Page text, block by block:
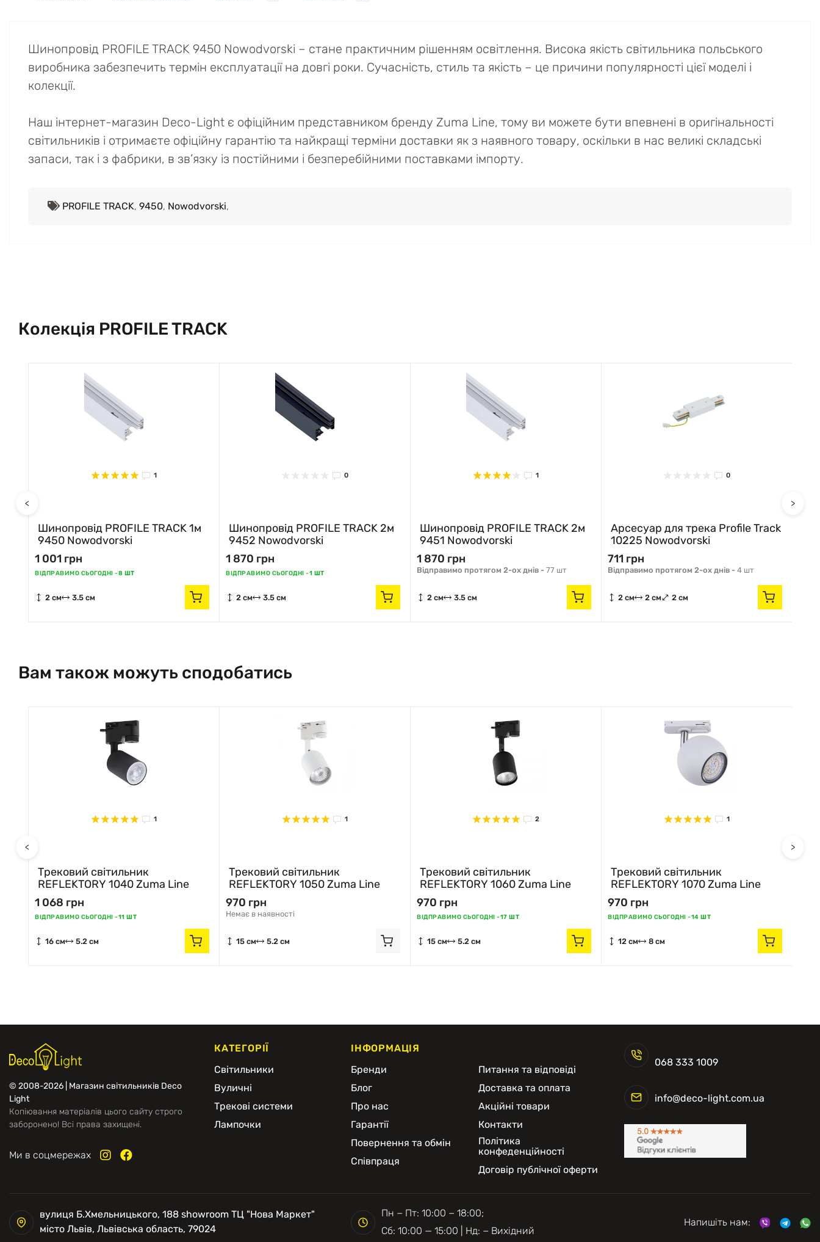
Шинопровід PROFILE TRACK 9450 Nowodvorski – стане практичним рішенням освітлення. Висока якість світильника польського
виробника забезпечить термін експлуатації на довгі роки. Сучасність, стиль та якість – це причини популярності цієї моделі і
колекції.
Наш інтернет-магазин Deco-Light є офіційним представником бренду Zuma Line, тому ви можете бути впевнені в оригінальності
світильників і отримаєте офіційну гарантію та найкращі терміни доставки як з наявного товару, оскільки в нас великі складські
запаси, так і з фабрики, в зв’язку із постійними і безперебійними поставками імпорту.
PROFILE TRACK, 9450, Nowodvorski,
Колекція PROFILE TRACK
<
1
Шинопровід PROFILE TRACK 1м
9450 Nowodvorski
1 001 грн
ВІДПРАВИМО СЬОГОДНІ -8 ШТ
2 см 3.5 см
0
Шинопровід PROFILE TRACK 2м
9452 Nowodvorski
1 870 грн
ВІДПРАВИМО СЬОГОДНІ -1 ШТ
2 см 3.5 см
1
Шинопровід PROFILE TRACK 2м
9451 Nowodvorski
1 870 грн
Відправимо протягом 2-ох днів - 77 шт
2 см 3.5 см
0
Арсесуар для трека Profile Track
10225 Nowodvorski
711 грн
Відправимо протягом 2-ох днів - 4 шт
2 см 2 см 2 см
>
Вам також можуть сподобатись
<
1
Трековий світильник
REFLEKTORY 1040 Zuma Line
1 068 грн
ВІДПРАВИМО СЬОГОДНІ -11 ШТ
16 см 5.2 см
1
Трековий світильник
REFLEKTORY 1050 Zuma Line
970 грн
Немає в наявності
15 см 5.2 см
2
Трековий світильник
REFLEKTORY 1060 Zuma Line
970 грн
ВІДПРАВИМО СЬОГОДНІ -17 ШТ
15 см 5.2 см
1
Трековий світильник
REFLEKTORY 1070 Zuma Line
970 грн
ВІДПРАВИМО СЬОГОДНІ -14 ШТ
12 см 8 см
>
© 2008-2026 | Магазин світильників Deco
Light
Копіювання матеріалів цього сайту строго
заборонено! Всі права захищені.
Ми в соцмережах
КАТЕГОРІЇ
Світильники
Вуличні
Трекові системи
Лампочки
ІНФОРМАЦІЯ
Бренди
Блог
Про нас
Гарантії
Повернення та обмін
Співпраця
Питання та відповіді
Доставка та оплата
Акційні товари
Контакти
Політика
конфеденційності
Договір публічної оферти
068 333 1009
info@deco-light.com.ua
вулиця Б.Хмельницького, 188 showroom ТЦ "Нова Маркет"
місто Львів, Львівська область, 79024
Пн − Пт: 10:00 − 18:00;
Сб: 10:00 — 15:00 | Нд: − Вихідний
Напишіть нам: